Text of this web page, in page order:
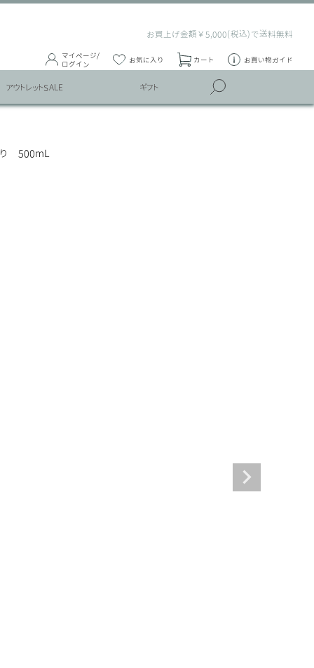
お買上げ金額￥5,000(税込)で送料無料
マイページ/
ログイン
お気に入り カート お買い物ガイド
アウトレットSALE ギフト
500mL